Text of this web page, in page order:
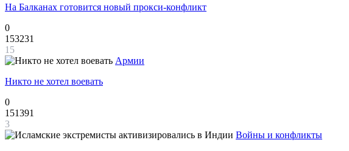
На Балканах готовится новый прокси-конфликт
0
153231
15
Армии
Никто не хотел воевать
0
151391
3
Войны и конфликты